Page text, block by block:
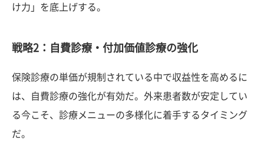
け力」を底上げする。
戦略2：自費診療・付加価値診療の強化
保険診療の単価が規制されている中で収益性を高めるに
は、自費診療の強化が有効だ。外来患者数が安定してい
る今こそ、診療メニューの多様化に着手するタイミング
だ。